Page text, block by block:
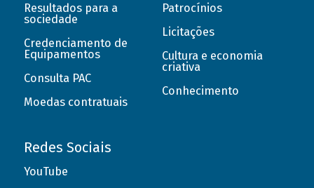
Resultados para a
sociedade
Credenciamento de
Equipamentos
Consulta PAC
Moedas contratuais
Patrocínios
Licitações
Cultura e economia
criativa
Conhecimento
Redes Sociais
YouTube